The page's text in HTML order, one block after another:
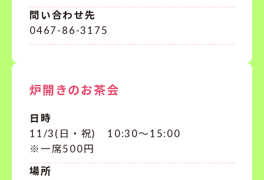
問い合わせ先
0467-86-3175
炉開きのお茶会
日時
11/3(日・祝) 10:30〜15:00
※一席500円
場所